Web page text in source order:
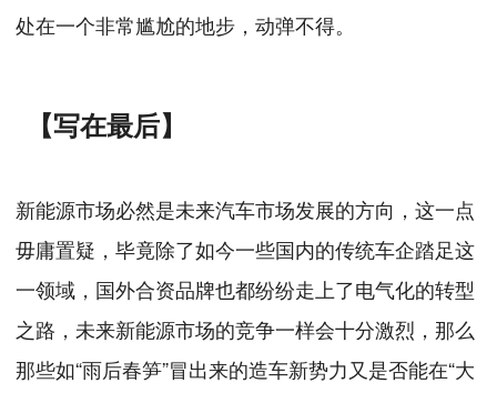
处在一个非常尴尬的地步，动弹不得。
【写在最后】
新能源市场必然是未来汽车市场发展的方向，这一点
毋庸置疑，毕竟除了如今一些国内的传统车企踏足这
一领域，国外合资品牌也都纷纷走上了电气化的转型
之路，未来新能源市场的竞争一样会十分激烈，那么
那些如“雨后春笋”冒出来的造车新势力又是否能在“大